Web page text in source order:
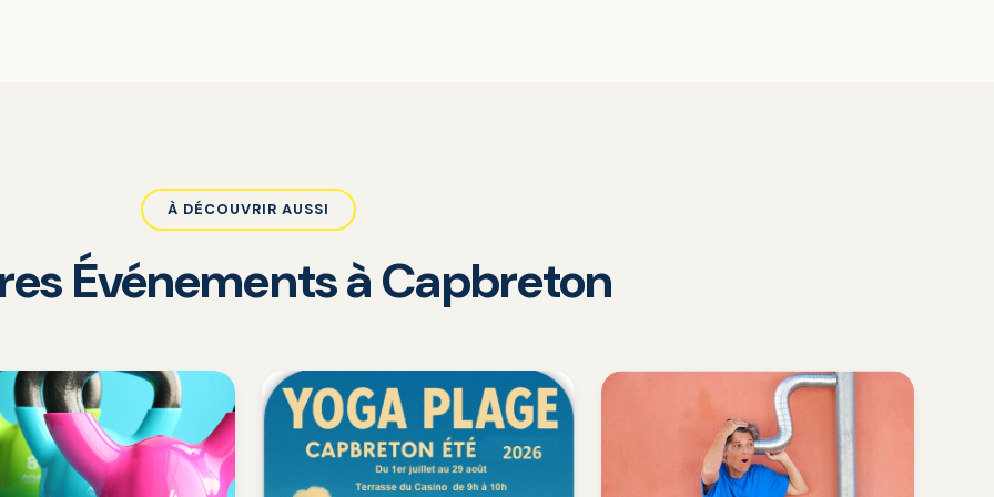
À DÉCOUVRIR AUSSI
Événements à Capbreton